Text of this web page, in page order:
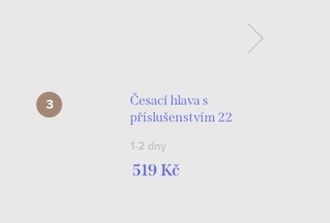
Česací hlava s
příslušenstvím 22
1-2 dny
519 Kč